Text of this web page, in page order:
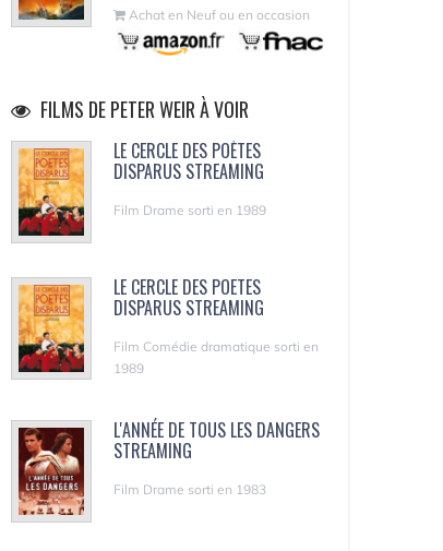
Achat en Neuf ou en occasion
FILMS DE PETER WEIR À VOIR
LE CERCLE DES POÈTES
DISPARUS STREAMING
Film Drame sorti en 1989
LE CERCLE DES POETES
DISPARUS STREAMING
Film Comédie dramatique sorti en
1989
L'ANNÉE DE TOUS LES DANGERS
STREAMING
Film Drame sorti en 1983